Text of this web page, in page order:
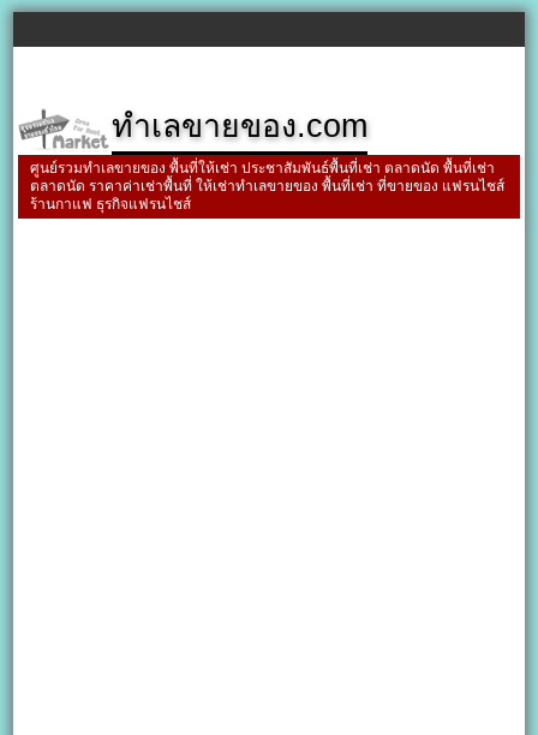
ทำเลขายของ.com
ศูนย์รวมทำเลขายของ พื้นที่ให้เช่า ประชาสัมพันธ์พื้นที่เช่า ตลาดนัด พื้นที่เช่า
ตลาดนัด ราคาค่าเช่าพื้นที่ ให้เช่าทำเลขายของ พื้นที่เช่า ที่ขายของ แฟรนไชส์
ร้านกาแฟ ธุรกิจแฟรนไชส์